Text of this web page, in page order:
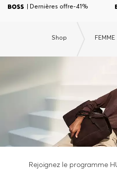
| Dernières offre-41%
Shop FEMME
Rejoignez le programme